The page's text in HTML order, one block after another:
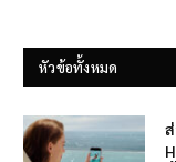
หัวข้อทั้งหมด